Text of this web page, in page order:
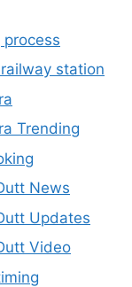
process
station
Trending
News
Updates
Video